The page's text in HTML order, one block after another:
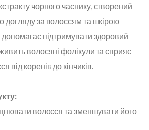
чорного часнику, створений
догляду за волоссям та шкірою
підтримувати здоровий
волосяні фолікули та сприяє
від коренів до кінчиків.
волосся та зменшувати його